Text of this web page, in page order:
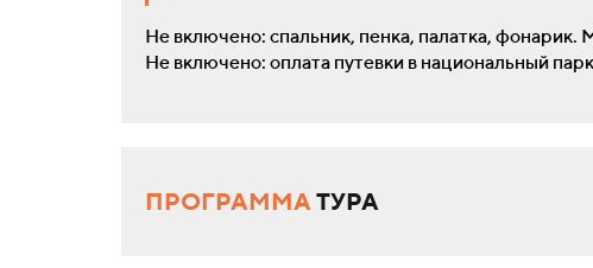
Не включено: спальник, пенка, палатка, фонарик.
Не включено: оплата путевки в национальный
ПРОГРАММА ТУРА